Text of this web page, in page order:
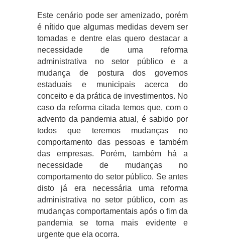
Este cenário pode ser amenizado, porém
é nítido que algumas medidas devem ser
tomadas e dentre elas quero destacar a
necessidade de uma reforma
administrativa no setor público e a
mudança de postura dos governos
estaduais e municipais acerca do
conceito e da prática de investimentos. No
caso da reforma citada temos que, com o
advento da pandemia atual, é sabido por
todos que teremos mudanças no
comportamento das pessoas e também
das empresas. Porém, também há a
necessidade de mudanças no
comportamento do setor público. Se antes
disto já era necessária uma reforma
administrativa no setor público, com as
mudanças comportamentais após o fim da
pandemia se torna mais evidente e
urgente que ela ocorra.